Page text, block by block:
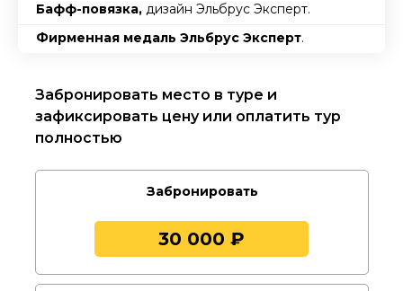
Бафф-повязка, дизайн Эльбрус Эксперт.
Фирменная медаль Эльбрус Эксперт.
Забронировать
30 000 ₽
Забронировать место в туре и
зафиксировать цену или оплатить тур
полностью